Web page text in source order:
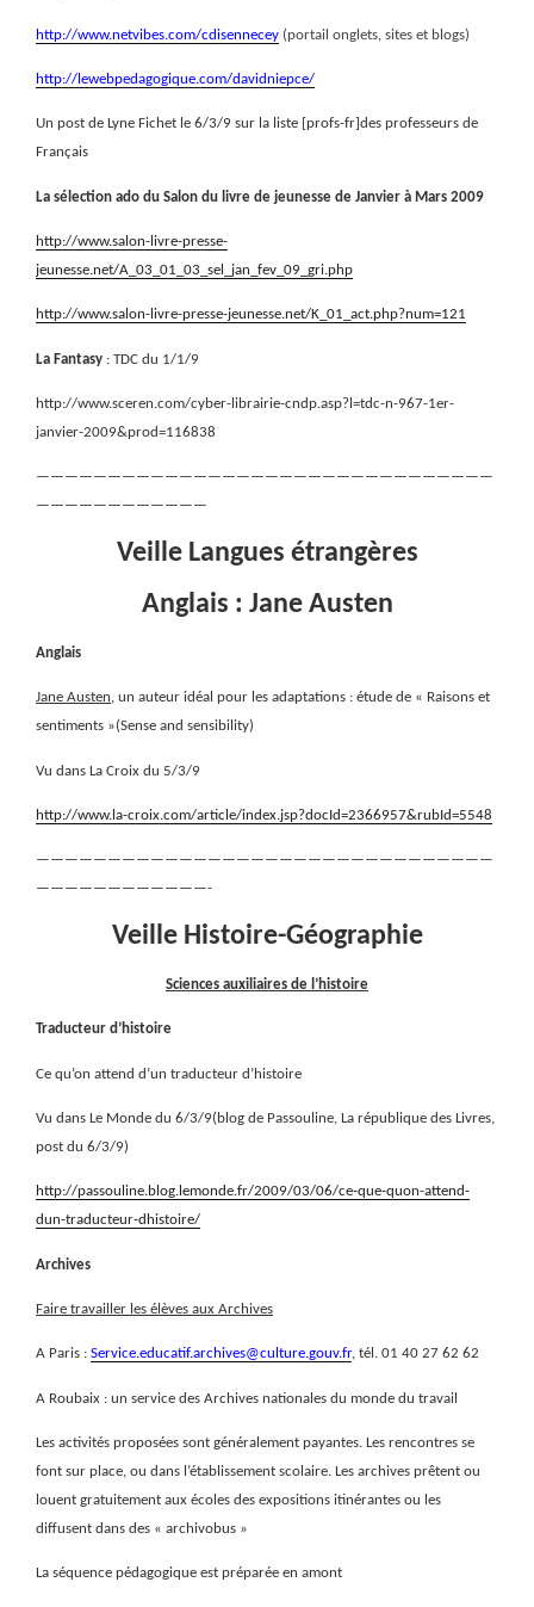
http://www.netvibes.com/cdisennecey (portail onglets, sites et blogs)
http://lewebpedagogique.com/davidniepce/
Un post de Lyne Fichet le 6/3/9 sur la liste [profs-fr]des professeurs de
Français
La sélection ado du Salon du livre de jeunesse de Janvier à Mars 2009
http://www.salon-livre-presse-
jeunesse.net/A_03_01_03_sel_jan_fev_09_gri.php
http://www.salon-livre-presse-jeunesse.net/K_01_act.php?num=121
La Fantasy : TDC du 1/1/9
http://www.sceren.com/cyber-librairie-cndp.asp?l=tdc-n-967-1er-
janvier-2009&prod=116838
————————————————————————————————
————————————
Veille Langues étrangères
Anglais : Jane Austen
Anglais
Jane Austen, un auteur idéal pour les adaptations : étude de « Raisons et
sentiments »(Sense and sensibility)
Vu dans La Croix du 5/3/9
http://www.la-croix.com/article/index.jsp?docId=2366957&rubId=5548
————————————————————————————————
————————————-
Veille Histoire-Géographie
Sciences auxiliaires de l’histoire
Traducteur d’histoire
Ce qu’on attend d’un traducteur d’histoire
Vu dans Le Monde du 6/3/9(blog de Passouline, La république des Livres,
post du 6/3/9)
http://passouline.blog.lemonde.fr/2009/03/06/ce-que-quon-attend-
dun-traducteur-dhistoire/
Archives
Faire travailler les élèves aux Archives
A Paris : Service.educatif.archives@culture.gouv.fr, tél. 01 40 27 62 62
A Roubaix : un service des Archives nationales du monde du travail
Les activités proposées sont généralement payantes. Les rencontres se
font sur place, ou dans l’établissement scolaire. Les archives prêtent ou
louent gratuitement aux écoles des expositions itinérantes ou les
diffusent dans des « archivobus »
La séquence pédagogique est préparée en amont